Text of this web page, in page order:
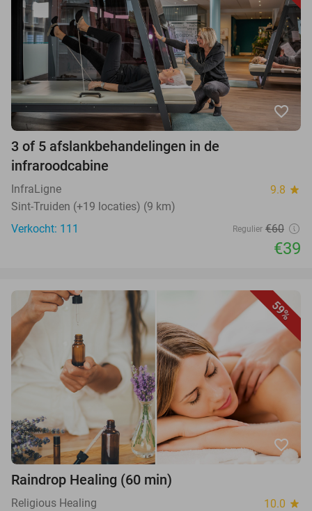
favorite_border
3 of 5 afslankbehandelingen in de
infraroodcabine
InfraLigne 9.8 star
Sint-Truiden (+19 locaties) (9 km)
Verkocht: 111
Regulier €60
€39
59%
favorite_border
Raindrop Healing (60 min)
Religious Healing 10.0 star